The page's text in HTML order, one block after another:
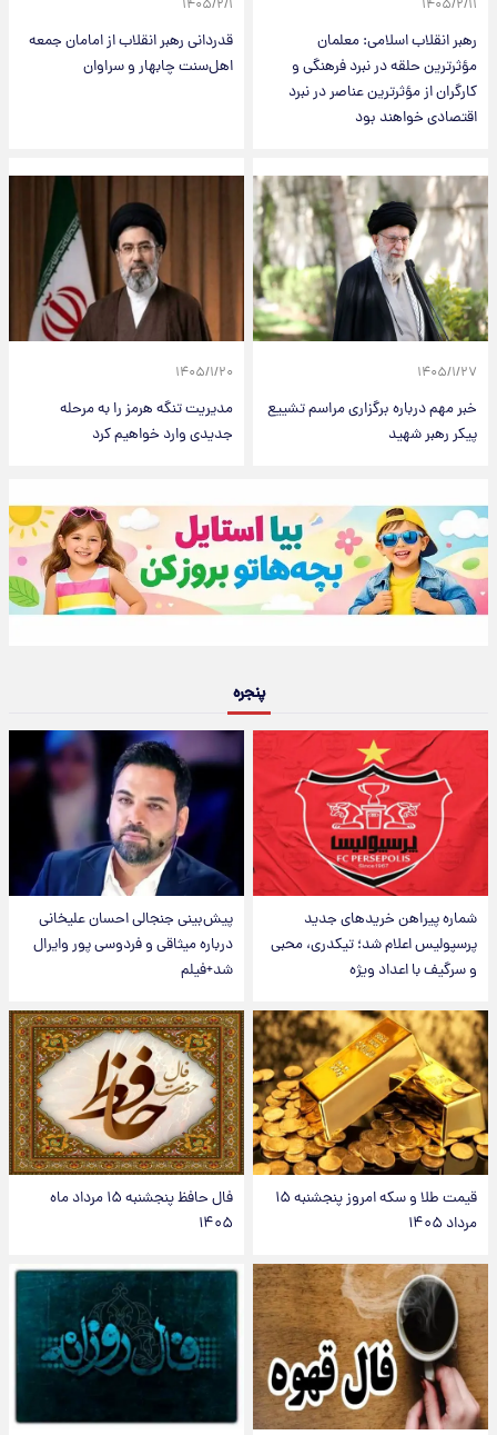
۱۴۰۵/۲/۱۱
رهبر انقلاب اسلامی: معلمان
مؤثرترین حلقه در نبرد فرهنگی و
کارگران از مؤثرترین عناصر در نبرد
اقتصادی خواهند بود
۱۴۰۵/۲/۱
قدردانی رهبر انقلاب از امامان جمعه
اهل‌سنت چابهار و سراوان
۱۴۰۵/۱/۲۷
خبر مهم درباره برگزاری مراسم تشییع
پیکر رهبر شهید
۱۴۰۵/۱/۲۰
مدیریت تنگه هرمز را به مرحله
جدیدی وارد خواهیم کرد
پنجره
شماره پیراهن خریدهای جدید
پرسپولیس اعلام شد؛ تیکدری، محبی
و سرگیف با اعداد ویژه
پیش‌بینی جنجالی احسان علیخانی
درباره میثاقی و فردوسی پور وایرال
شد+فیلم
قیمت طلا و سکه امروز پنجشنبه ۱۵
مرداد ۱۴۰۵
فال حافظ پنجشنبه ۱۵ مرداد ماه
۱۴۰۵